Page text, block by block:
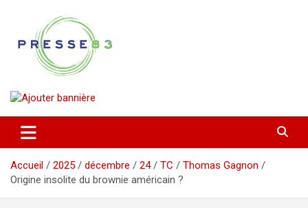
contenu
Presse 83
Accueil 2025 décembre 24 TC
Thomas Gagnon
Origine insolite du brownie américain ?